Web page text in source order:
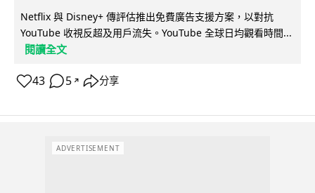
Netflix 與 Disney+ 傳評估推出免費廣告支援方案，以對抗
YouTube 收視反超及用戶流失。YouTube 全球日均觀看時間...
閱讀全文
43 5 ↗ 分享
ADVERTISEMENT